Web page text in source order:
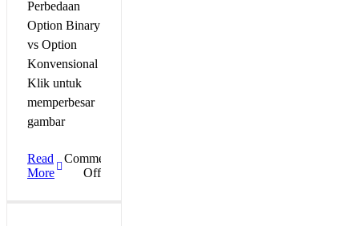
Perbedaan
Option Binary
vs Option
Konvensional
Klik untuk
memperbesar
gambar
Read
More
Comments
Offon